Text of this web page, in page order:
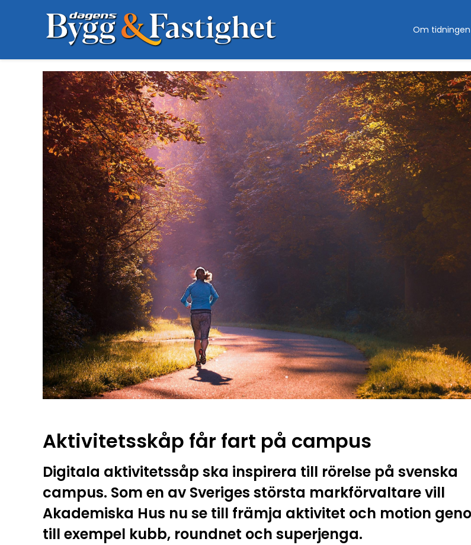
Om tidningen
Aktivitetsskåp får fart på campus
Digitala aktivitetssåp ska inspirera till rörelse på svenska
campus. Som en av Sveriges största markförvaltare vill
Akademiska Hus nu se till främja aktivitet och motion
till exempel kubb, roundnet och superjenga.